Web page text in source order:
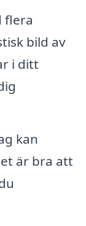
flera
bild av
i ditt
kan
är bra att